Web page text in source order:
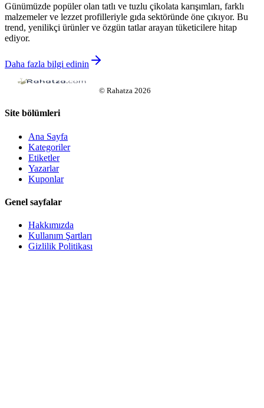
Günümüzde popüler olan tatlı ve tuzlu çikolata karışımları, farklı
malzemeler ve lezzet profilleriyle gıda sektöründe öne çıkıyor. Bu
trend, yenilikçi ürünler ve özgün tatlar arayan tüketicilere hitap
ediyor.
Daha fazla bilgi edinin
© Rahatza 2026
Site bölümleri
Ana Sayfa
Kategoriler
Etiketler
Yazarlar
Kuponlar
Genel sayfalar
Hakkımızda
Kullanım Şartları
Gizlilik Politikası